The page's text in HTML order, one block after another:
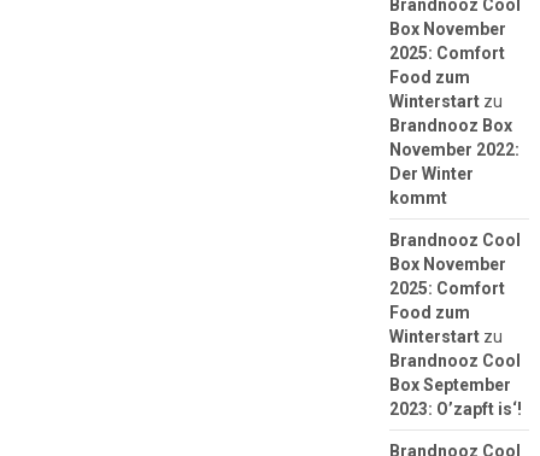
Brandnooz Cool
Box November
2025: Comfort
Food zum
Winterstartzu
Brandnooz Box
November 2022:
Der Winter
kommt
Brandnooz Cool
Box November
2025: Comfort
Food zum
Winterstartzu
Brandnooz Cool
Box September
2023: O’zapft is‘!
Brandnooz Cool